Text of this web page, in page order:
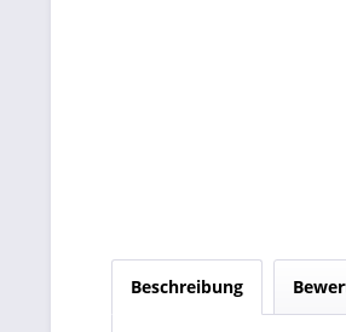
Beschreibung